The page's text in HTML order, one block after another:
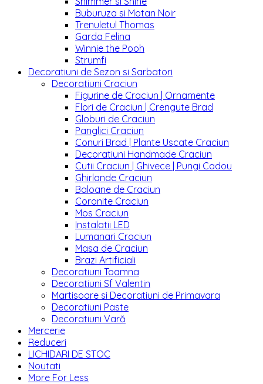
Buburuza si Motan Noir
Trenuletul Thomas
Garda Felina
Winnie the Pooh
Strumfi
Decoratiuni de Sezon si Sarbatori
Decoratiuni Craciun
Figurine de Craciun | Ornamente
Flori de Craciun | Crengute Brad
Globuri de Craciun
Panglici Craciun
Conuri Brad | Plante Uscate Craciun
Decoratiuni Handmade Craciun
Cutii Craciun | Ghivece | Pungi Cadou
Ghirlande Craciun
Baloane de Craciun
Coronite Craciun
Mos Craciun
Instalatii LED
Lumanari Craciun
Masa de Craciun
Brazi Artificiali
Decoratiuni Toamna
Decoratiuni Sf Valentin
Martisoare si Decoratiuni de Primavara
Decoratiuni Paste
Decoratiuni Vară
Mercerie
Reduceri
LICHIDARI DE STOC
Noutati
More For Less